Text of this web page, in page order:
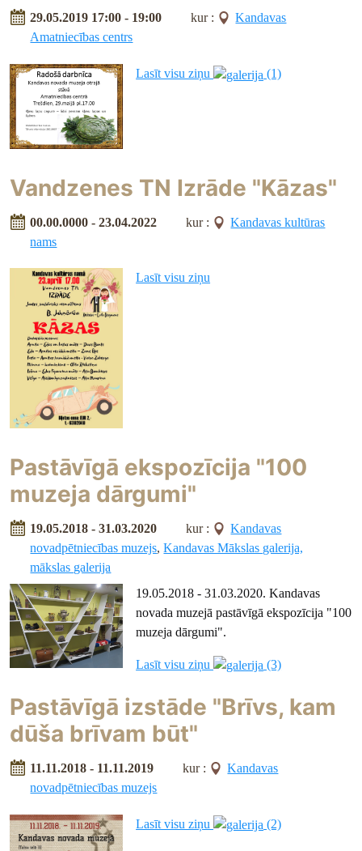
29.05.2019 17:00 - 19:00 kur :
Kandavas
Amatniecības centrs
Lasīt visu ziņu (1)
Vandzenes TN Izrāde "Kāzas"
00.00.0000 - 23.04.2022 kur :
Kandavas kultūras
nams
Lasīt visu ziņu
Pastāvīgā ekspozīcija "100
muzeja dārgumi"
19.05.2018 - 31.03.2020 kur :
Kandavas
novadpētniecības muzejs,Kandavas Mākslas galerija,
mākslas galerija
19.05.2018 - 31.03.2020. Kandavas
novada muzejā pastāvīgā ekspozīcija "100
muzeja dārgumi".
Lasīt visu ziņu (3)
Pastāvīgā izstāde "Brīvs, kam
dūša brīvam būt"
11.11.2018 - 11.11.2019 kur :
Kandavas
novadpētniecības muzejs
Lasīt visu ziņu (2)